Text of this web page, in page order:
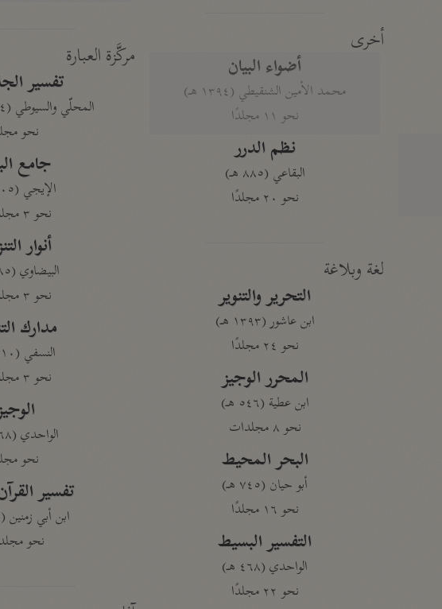
أخرى
أضواء البيان
محمد الأمين الشنقيطي (١٣٩٤ هـ)
نحو ١١ مجلدًا
نظم الدرر
البقاعي (٨٨٥ هـ)
نحو ٢٠ مجلدًا
لغة وبلاغة
التحرير والتنوير
ابن عاشور (١٣٩٣ هـ)
نحو ٢٤ مجلدًا
المحرر الوجيز
ابن عطية (٥٤٦ هـ)
نحو ٨ مجلدات
البحر المحيط
أبو حيان (٧٤٥ هـ)
نحو ١٦ مجلدًا
التفسير البسيط
الواحدي (٤٦٨ هـ)
نحو ٢٢ مجلدًا
مركَّزة العبارة
تفسير
المحلّي والسيوطي (٨٦٤، ٩١١ هـ)
نحو
جامع
الإيجي (٩٠٥ هـ)
نحو ٣ مجلدات
أنوار
البيضاوي (٦٨٥ هـ)
نحو ٣ مجلدات
مدارك
النسفي (٧١٠ هـ)
نحو ٣ مجلدات
الواحدي (٤٦٨ هـ)
نحو
تفسير
ابن أبي زمنين (٣٩٩ هـ)
نحو